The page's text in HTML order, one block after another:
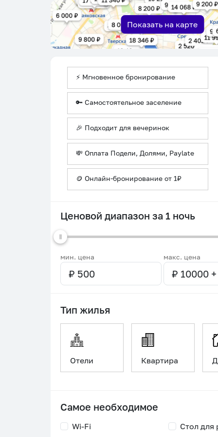
Показать на карте
⚡ Мгновенное бронирование
🔑 Самостоятельное заселение
🎉 Подходит для вечеринок
💸 Оплата Подели, Долями, Paylate
🪙 Онлайн-бронирование от 1₽
Ценовой диапазон за 1 ночь
мин. цена макс. цена
Тип жилья
Отели Квартира
Самое необходимое
Wi-Fi
Стол для